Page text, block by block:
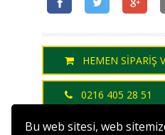
Bu web sitesi, web
HEMEN SİPARİŞ
0216 405 28 51